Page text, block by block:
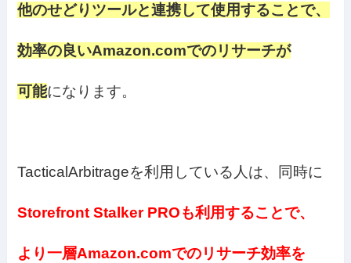
他のせどりツールと連携して使用することで、
効率の良いAmazon.comでのリサーチが
可能になります。
TacticalArbitrageを利用している人は、同時に
Storefront Stalker PROも利用することで、
より一層Amazon.comでのリサーチ効率を